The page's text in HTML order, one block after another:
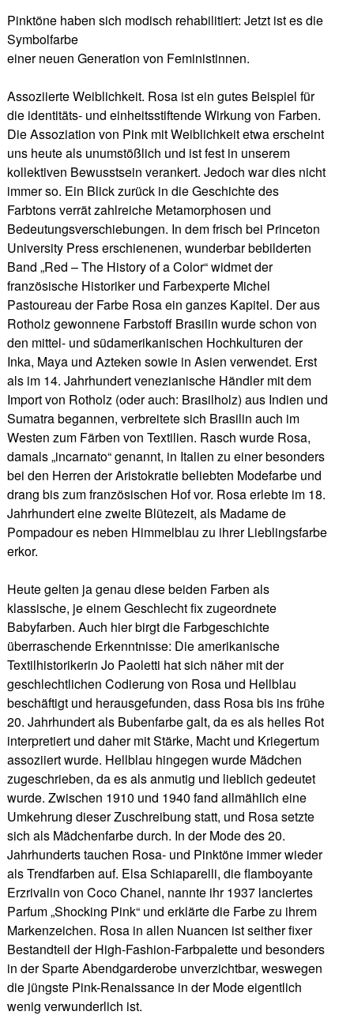
Pinktöne haben sich modisch rehabilitiert: Jetzt ist es die
Symbolfarbe
einer neuen Generation von Feministinnen.
Assoziierte Weiblichkeit. Rosa ist ein gutes Beispiel für
die identitäts- und einheitsstiftende Wirkung von Farben.
Die Assoziation von Pink mit Weiblichkeit etwa erscheint
uns heute als unumstößlich und ist fest in unserem
kollektiven Bewusstsein verankert. Jedoch war dies nicht
immer so. Ein Blick zurück in die Geschichte des
Farbtons verrät zahlreiche Metamorphosen und
Bedeutungsverschiebungen. In dem frisch bei Princeton
University Press erschienenen, wunderbar bebilderten
Band „Red – The History of a Color“ widmet der
französische Historiker und Farbexperte Michel
Pastoureau der Farbe Rosa ein ganzes Kapitel. Der aus
Rotholz gewonnene Farbstoff Brasilin wurde schon von
den mittel- und südamerikanischen Hochkulturen der
Inka, Maya und Azteken sowie in Asien verwendet. Erst
als im 14. Jahrhundert venezianische Händler mit dem
Import von Rotholz (oder auch: Brasilholz) aus Indien und
Sumatra begannen, verbreitete sich Brasilin auch im
Westen zum Färben von Textilien. Rasch wurde Rosa,
damals „incarnato“ genannt, in Italien zu einer besonders
bei den Herren der Aristokratie beliebten Modefarbe und
drang bis zum französischen Hof vor. Rosa erlebte im 18.
Jahrhundert eine zweite Blütezeit, als Madame de
Pompadour es neben Himmelblau zu ihrer Lieblingsfarbe
erkor.
Heute gelten ja genau diese beiden Farben als
klassische, je einem Geschlecht fix zugeordnete
Babyfarben. Auch hier birgt die Farbgeschichte
überraschende Erkenntnisse: Die amerikanische
Textilhistorikerin Jo Paoletti hat sich näher mit der
geschlechtlichen Codierung von Rosa und Hellblau
beschäftigt und herausgefunden, dass Rosa bis ins frühe
20. Jahrhundert als Bubenfarbe galt, da es als helles Rot
interpretiert und daher mit Stärke, Macht und Kriegertum
assoziiert wurde. Hellblau hingegen wurde Mädchen
zugeschrieben, da es als anmutig und lieblich gedeutet
wurde. Zwischen 1910 und 1940 fand allmählich eine
Umkehrung dieser Zuschreibung statt, und Rosa setzte
sich als Mädchenfarbe durch. In der Mode des 20.
Jahrhunderts tauchen Rosa- und Pinktöne immer wieder
als Trendfarben auf. Elsa Schiaparelli, die flamboyante
Erzrivalin von Coco Chanel, nannte ihr 1937 lanciertes
Parfum „Shocking Pink“ und erklärte die Farbe zu ihrem
Markenzeichen. Rosa in allen Nuancen ist seither fixer
Bestandteil der High-Fashion-Farbpalette und besonders
in der Sparte Abendgarderobe unverzichtbar, weswegen
die jüngste Pink-Renaissance in der Mode eigentlich
wenig verwunderlich ist.